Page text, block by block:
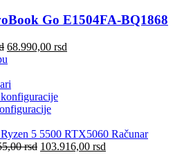
Go E1504FA-BQ1868
68.990,00 rsd
5 5500 RTX5060 Računar
rsd 103.916,00 rsd